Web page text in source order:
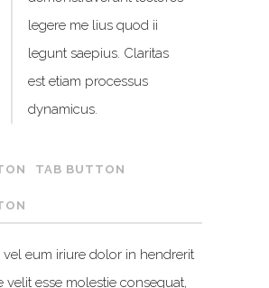
legere me lius quod ii
legunt saepius. Claritas
est etiam processus
dynamicus.
TAB BUTTON
vel eum iriure dolor in hendrerit
velit esse molestie consequat,